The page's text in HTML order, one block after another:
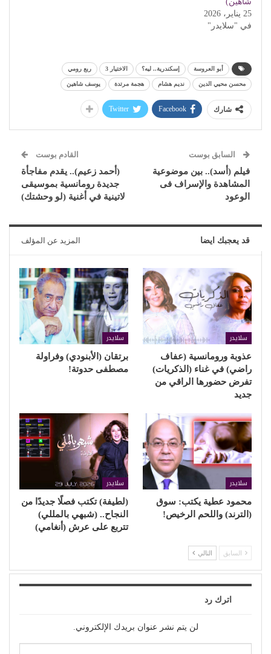
25 يناير، 2026
في "سلايدر"
أبو العروسة إسكندرية.. ليه؟ الاختيار 3 ربع رومي
محسن محيي الدين نديم هشام هجمة مرتدة يوسف شاهين
شارك Facebook
Twitter
السابق بوست
فيلم (أسد).. بين موضوعية
المشاهدة والإسراف فى
الوعود
القادم بوست
(أحمد زعيم).. يقدم مفاجأة
جديدة رومانسية بموسيقى
لاتينية في أغنية (لو وحشتك)
قد يعجبك ايضا المزيد عن المؤلف
سلايدر
عذوبة ورومانسية (عفاف
راضي) في غناء (الذكريات)
تفرض حضورها الراقي من
جديد
سلايدر
برتقان (الأبنودي) وفراولة
مصطفى حدوتة!
سلايدر
محمود عطية يكتب: سوق
(الترند) واللحم الرخيص!
سلايدر
(لطيفة) تكتب فصلًا جديدًا من
النجاح.. (شبهي بالمللي)
تتربع على عرش (أنغامي)
السابق التالي
اترك رد
لن يتم نشر عنوان بريدك الإلكتروني.